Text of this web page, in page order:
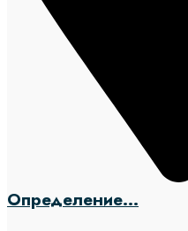
Определение...